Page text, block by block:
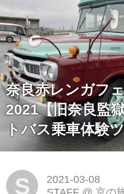
奈良赤レンガフ
2021【旧奈良監
トバス乗車体験
S
2021-03-08